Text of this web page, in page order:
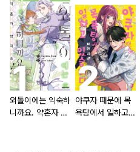
외톨이에는 익숙하
니까요. 약혼자 방
야쿠자 때문에 목
욕탕에서 일하고